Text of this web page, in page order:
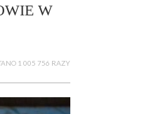
W
1 005 756 RAZY